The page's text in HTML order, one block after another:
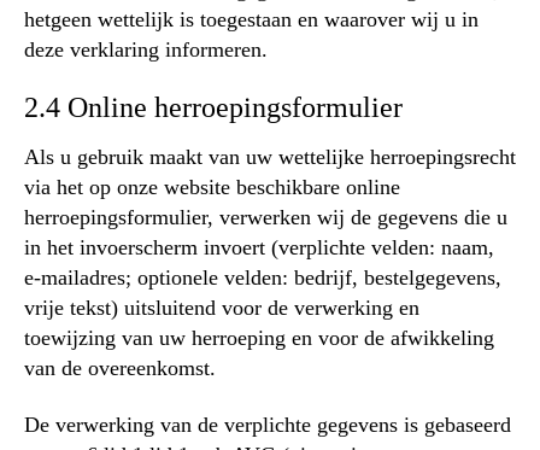
hetgeen wettelijk is toegestaan en waarover wij u in
deze verklaring informeren.
2.4 Online herroepingsformulier
Als u gebruik maakt van uw wettelijke herroepingsrecht
via het op onze website beschikbare online
herroepingsformulier, verwerken wij de gegevens die u
in het invoerscherm invoert (verplichte velden: naam,
e-mailadres; optionele velden: bedrijf, bestelgegevens,
vrije tekst) uitsluitend voor de verwerking en
toewijzing van uw herroeping en voor de afwikkeling
van de overeenkomst.
De verwerking van de verplichte gegevens is gebaseerd